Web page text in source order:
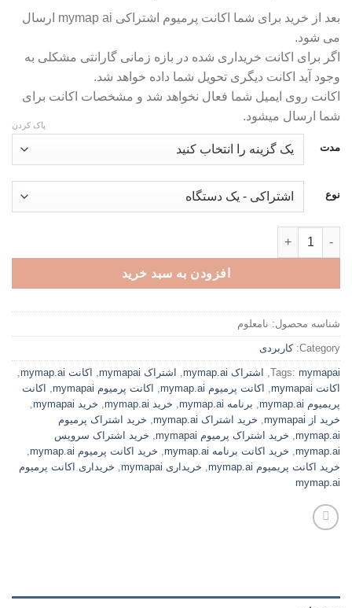
تومان359,000
تومان499,000
بعد از خرید برای شما اکانت پرمیوم اشتراکی mymap ai ارسال
می شود.
اگر برای اکانت خریداری شده در بازه زمانی گارانتی مشکلی به
وجود آید اکانت دیگری تحویل شما داده خواهد شد.
اکانت روی ایمیل شما فعال نخواهد شد و مشخصات اکانت برای
شما ارسال میشود.
مدت
نوع
پاک کردن
اکانت پرمیوم mymap.ai - ساخت مایندمپ با هوش مصنوعی عدد
افزودن به سبد خرید
شناسه محصول: نامعلوم
Category: کاربردی
Tags: mymapai اشتراک mymap.ai اشتراک mymapai اکانت mymap.ai
اکانت mymapai
اکانت پرمیوم mymap.ai اکانت پرمیوم mymapai
اکانت
پریمیوم mymap.ai
برنامه mymap.ai خرید mymap.ai خرید mymapai
خرید از mymapai
خرید اشتراک mymap.ai
خرید اشتراک پرمیوم
mymap.ai خرید اشتراک پرمیوم mymapai
خرید اشتراک سرویس
mymap.ai خرید اکانت برنامه mymap.ai خرید اکانت پرمیوم mymap.ai
خرید اکانت پریمیوم mymap.ai
خریداری mymapai
خریداری اکانت پرمیوم
mymap.ai